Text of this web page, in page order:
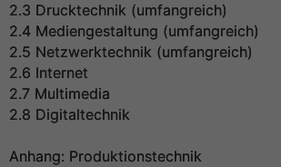
2.3 Drucktechnik (umfangreich)
2.4 Mediengestaltung (umfangreich)
2.5 Netzwerktechnik (umfangreich)
2.6 Internet
2.7 Multimedia
2.8 Digitaltechnik
Anhang: Produktionstechnik